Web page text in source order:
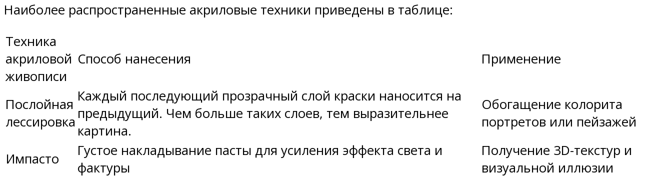
Наиболее распространенные акриловые техники приведены в таблице:
Техника
акриловой
живописи
Способ нанесения Применение
Послойная
лессировка
Каждый последующий прозрачный слой краски наносится на
предыдущий. Чем больше таких слоев, тем выразительнее
картина.
Обогащение колорита
портретов или пейзажей
Импасто
Густое накладывание пасты для усиления эффекта света и
фактуры
Получение 3D-текстур и
визуальной иллюзии